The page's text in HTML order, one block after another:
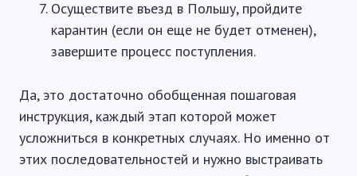
Осуществите въезд в Польшу, пройдите
карантин (если он еще не будет отменен),
завершите процесс поступления.
Да, это достаточно обобщенная пошаговая
инструкция, каждый этап которой может
усложниться в конкретных случаях. Но именно от
этих последовательностей и нужно выстраивать